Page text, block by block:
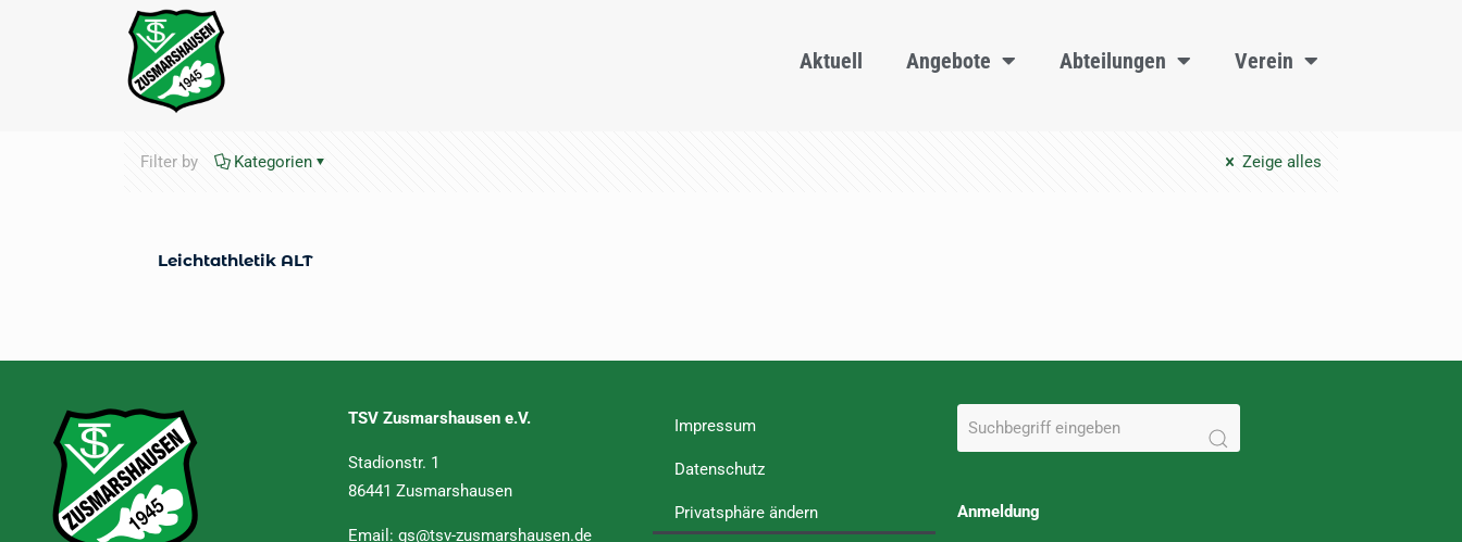
Aktuell Angebote Abteilungen Verein
Filter by Kategorien Zeige alles
Leichtathletik ALT
TSV Zusmarshausen e.V.
Stadionstr. 1
86441 Zusmarshausen
Email: gs@tsv-zusmarshausen.de
Impressum
Datenschutz
Privatsphäre ändern Anmeldung